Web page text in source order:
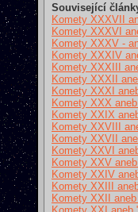
Související
Komety XXXVII
Komety XXXVI
Komety XXXV -
Komety XXXIV
Komety XXXIII
Komety XXXII
Komety XXXI
Komety XXX
Komety XXIX
Komety XXVIII
Komety XXVII
Komety XXVI
Komety XXV
Komety XXIV
Komety XXIII
Komety XXII